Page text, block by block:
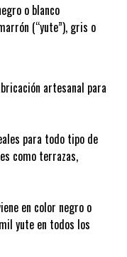
o blanco
(“yute”), gris o
artesanal para
para todo tipo de
como terrazas,
en color negro o
yute en todos los